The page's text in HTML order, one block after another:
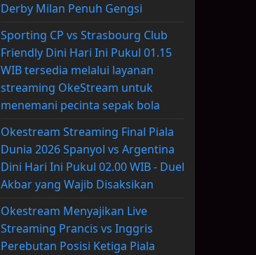
Derby Milan Penuh Gengsi
Sporting CP vs Strasbourg Club
Friendly Dini Hari Ini Pukul 01.15
WIB tersedia melalui layanan
streaming OkeStream untuk
menemani pecinta sepak bola
Okestream Streaming Final Piala
Dunia 2026 Spanyol vs Argentina
Dini Hari Ini Pukul 02.00 WIB - Duel
Akbar yang Wajib Disaksikan
Okestream Menyajikan Live
Streaming Prancis vs Inggris
Perebutan Posisi Ketiga Piala